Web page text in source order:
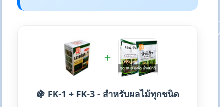
+
🍇 FK-1 + FK-3 - สำหรับผลไม้ทุกชนิด